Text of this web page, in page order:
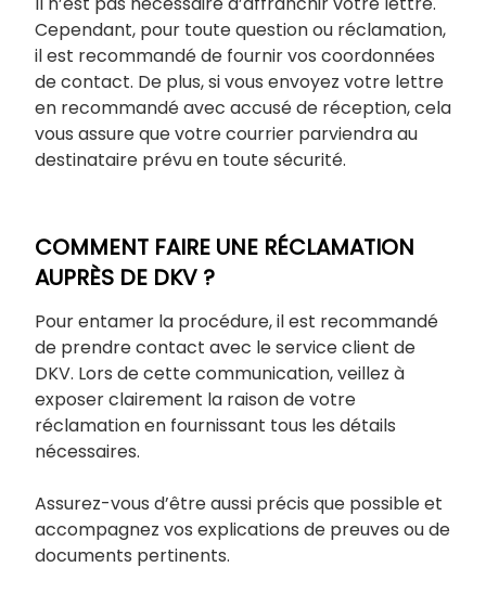
Cependant, pour toute question ou réclamation,
il est recommandé de fournir vos coordonnées
de contact. De plus, si vous envoyez votre lettre
en recommandé avec accusé de réception, cela
vous assure que votre courrier parviendra au
destinataire prévu en toute sécurité.
COMMENT FAIRE UNE RÉCLAMATION
AUPRÈS DE DKV ?
Pour entamer la procédure, il est recommandé
de prendre contact avec le service client de
DKV. Lors de cette communication, veillez à
exposer clairement la raison de votre
réclamation en fournissant tous les détails
nécessaires.
Assurez-vous d’être aussi précis que possible et
accompagnez vos explications de preuves ou de
documents pertinents.